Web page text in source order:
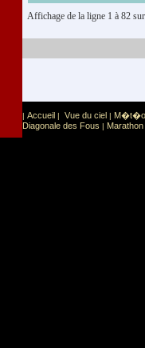
Affichage de la ligne 1 à 82
la cat�gorieSport :Sports
| Accueil | Vue du ciel | M�t�o
Diagonale des Fous |